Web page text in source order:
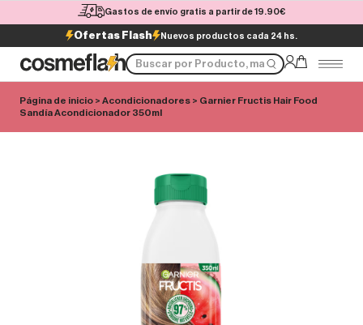
Gastos de envío gratis a partir de 19.90€
Ofertas Flash Nuevos productos cada 24 hs.
Página de inicio > Acondicionadores > Garnier Fructis Hair Food
Sandía Acondicionador 350ml